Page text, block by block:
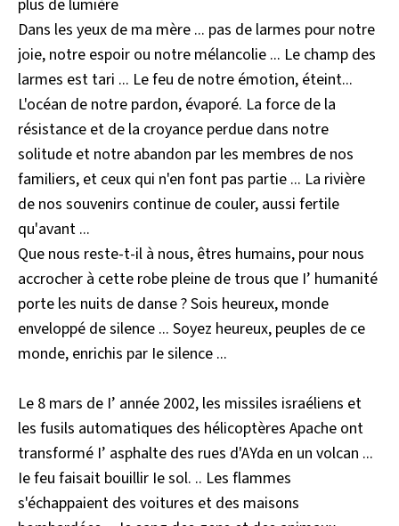
plus de lumière
Dans les yeux de ma mère ... pas de larmes pour notre
joie, notre espoir ou notre mélancolie ... Le champ des
larmes est tari ... Le feu de notre émotion, éteint...
L'océan de notre pardon, évaporé. La force de la
résistance et de la croyance perdue dans notre
solitude et notre abandon par les membres de nos
familiers, et ceux qui n'en font pas partie ... La rivière
de nos souvenirs continue de couler, aussi fertile
qu'avant ...
Que nous reste-t-il à nous, êtres humains, pour nous
accrocher à cette robe pleine de trous que I’ humanité
porte les nuits de danse ? Sois heureux, monde
enveloppé de silence ... Soyez heureux, peuples de ce
monde, enrichis par Ie silence ...
Le 8 mars de I’ année 2002, les missiles israéliens et
les fusils automatiques des hélicoptères Apache ont
transformé I’ asphalte des rues d'AYda en un volcan ...
Ie feu faisait bouillir Ie sol. .. Les flammes
s'échappaient des voitures et des maisons